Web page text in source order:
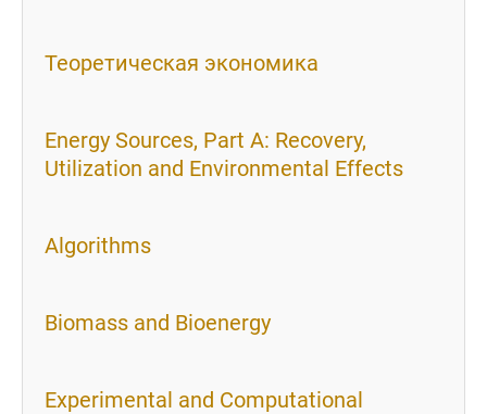
Теоретическая экономика
Energy Sources, Part A: Recovery,
Utilization and Environmental Effects
Algorithms
Biomass and Bioenergy
Experimental and Computational